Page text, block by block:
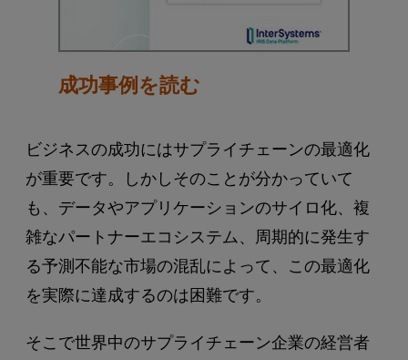
成功事例を読む
ビジネスの成功にはサプライチェーンの最適化
が重要です。しかしそのことが分かっていて
も、データやアプリケーションのサイロ化、複
雑なパートナーエコシステム、周期的に発生す
る予測不能な市場の混乱によって、この最適化
を実際に達成するのは困難です。
そこで世界中のサプライチェーン企業の経営者